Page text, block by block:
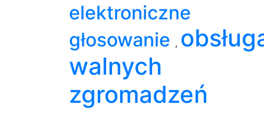
elektroniczne
głosowanie ,
walnych
zgromadzeń